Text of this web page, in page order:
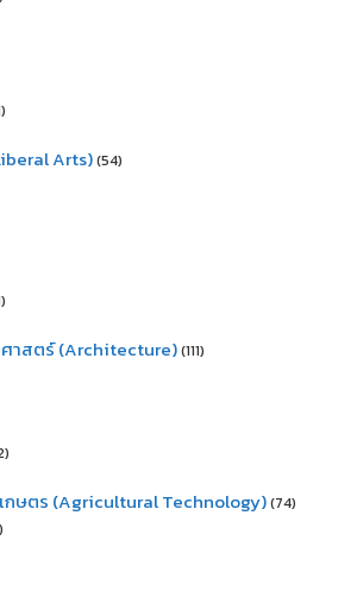
Arts)(54)
าสตร์ (Architecture)(111)
กษตร (Agricultural Technology)(74)